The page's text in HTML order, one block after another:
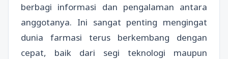
berbagi informasi dan pengalaman antara
anggotanya. Ini sangat penting mengingat
dunia farmasi terus berkembang dengan
cepat, baik dari segi teknologi maupun